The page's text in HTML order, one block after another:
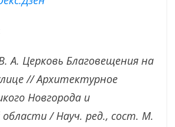
А. Церковь Благовещения на
// Архитектурное
Новгорода и
области / Науч. ред., сост. М.